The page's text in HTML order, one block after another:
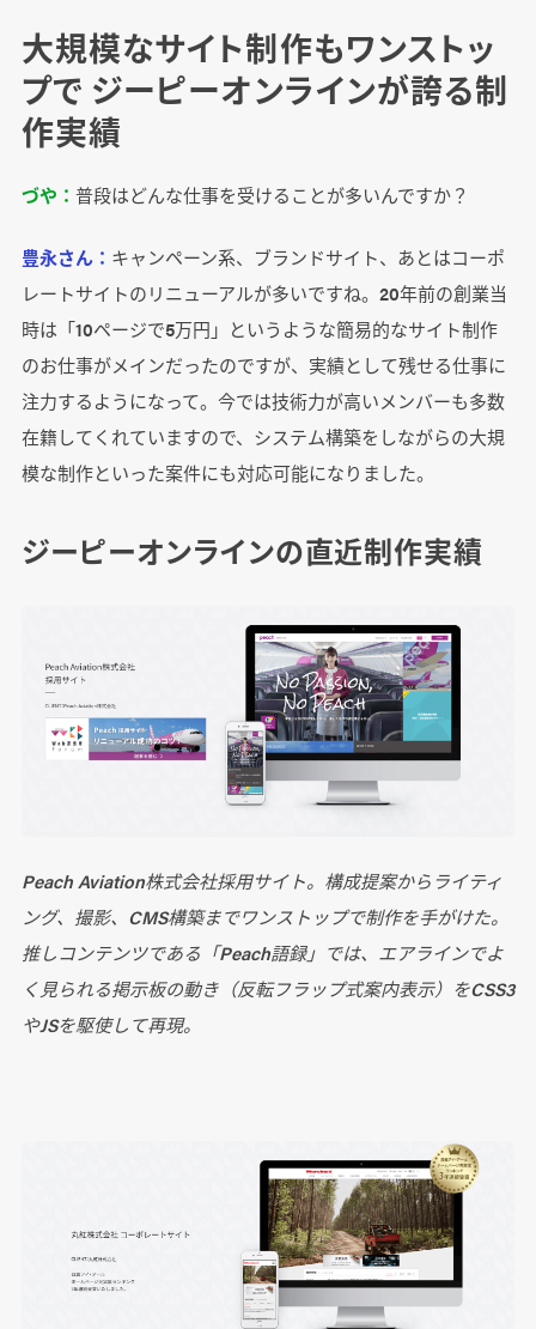
大規模なサイト制作もワンストッ
プで ジーピーオンラインが誇る制
作実績
づや： 普段はどんな仕事を受けることが多いんですか？
豊永さん： キャンペーン系、ブランドサイト、あとはコーポ
レートサイトのリニューアルが多いですね。20年前の創業当
時は「10ページで5万円」というような簡易的なサイト制作
のお仕事がメインだったのですが、実績として残せる仕事に
注力するようになって。今では技術力が高いメンバーも多数
在籍してくれていますので、システム構築をしながらの大規
模な制作といった案件にも対応可能になりました。
ジーピーオンラインの直近制作実績
Peach Aviation株式会社採用サイト。構成提案からライティ
ング、撮影、CMS構築までワンストップで制作を手がけた。
推しコンテンツである「Peach語録」では、エアラインでよ
く見られる掲示板の動き（反転フラップ式案内表示）をCSS3
やJSを駆使して再現。